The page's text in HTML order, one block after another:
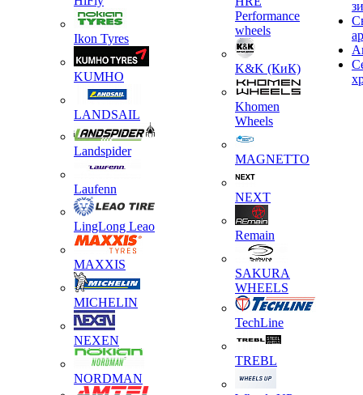
Ikon Tyres
KUMHO
LANDSAIL
Landspider
Laufenn
LingLong Leao
MAXXIS
MICHELIN
NEXEN
NORDMAN
Performance
wheels
K&K (КиК)
Khomen
Wheels
MAGNETTO
NEXT
Remain
SAKURA
WHEELS
TechLine
TREBL